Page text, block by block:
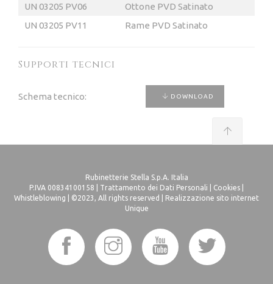
UN 03205 PV06
Ottone PVD Satinato
UN 03205 PV11
Rame PVD Satinato
Supporti tecnici
Schema tecnico: DOWNLOAD
Rubinetterie Stella S.p.A. Italia
P.IVA 00834100158 | Trattamento dei Dati Personali Cookies
Whistleblowing | ©2023, All rights reserved | Realizzazione sito internet
Unique